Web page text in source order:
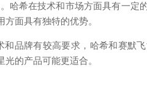
希在技术和市场方面具有一定
面具有独特的优势。
品牌有较高要求，哈希和赛默
的产品可能更适合。